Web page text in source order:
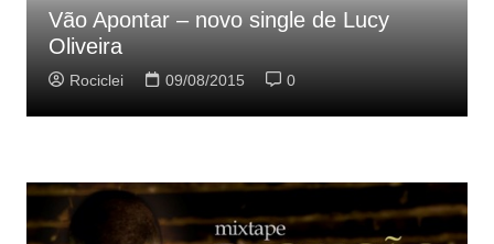
Vão Apontar – novo single de Lucy
Oliveira
Rociclei 09/08/2015 0